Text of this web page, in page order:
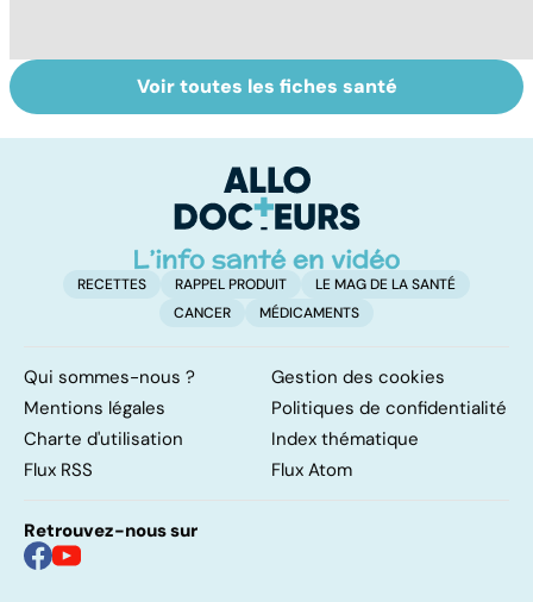
Vaginisme,
vulvodynie,
Tout savoir sur
les infections
Voir toutes les fiches santé
RECETTES RAPPEL PRODUIT
LE MAG DE LA SANTÉ
CANCER
MÉDICAMENTS
Qui sommes-nous ?
Gestion des cookies
Mentions légales
Politiques de confidentialité
Charte d'utilisation
Index thématique
Flux RSS
Flux Atom
Retrouvez-nous sur